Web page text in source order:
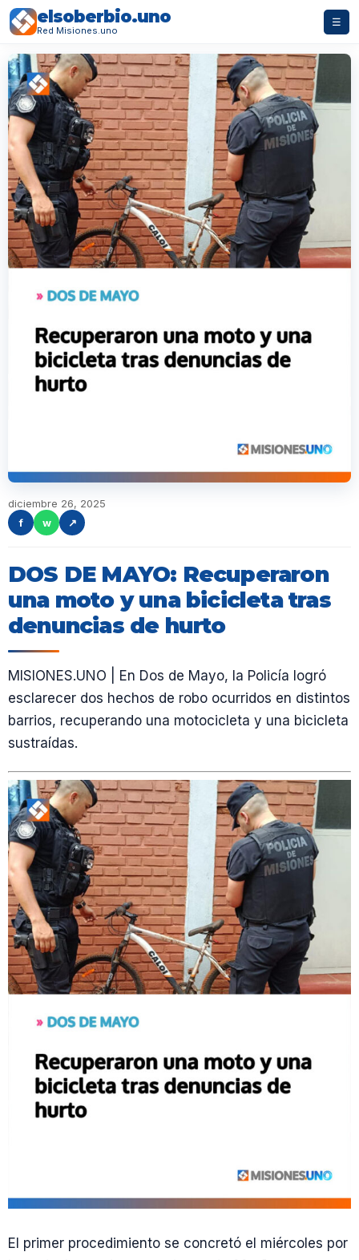
elsoberbio.uno
Red Misiones.uno
☰
diciembre 26, 2025
f
w ↗
DOS DE MAYO: Recuperaron
una moto y una bicicleta tras
denuncias de hurto
MISIONES.UNO | En Dos de Mayo, la Policía logró
esclarecer dos hechos de robo ocurridos en distintos
barrios, recuperando una motocicleta y una bicicleta
sustraídas.
El primer procedimiento se concretó el miércoles por